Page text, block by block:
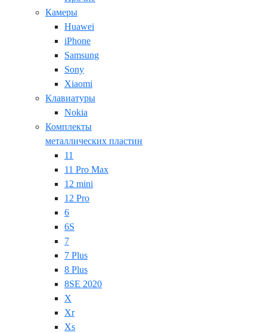
Камеры
Huawei
iPhone
Samsung
Sony
Xiaomi
Клавиатуры
Nokia
Комплекты
металлических пластин
11
11 Pro Max
12 mini
12 Pro
6
6S
7
7 Plus
8 Plus
8SE 2020
X
Xr
Xs